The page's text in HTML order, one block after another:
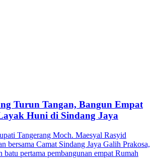
Turun Tangan, Bangun Empat
Huni di Sindang Jaya
Tangerang Moch. Maesyal Rasyid
bersama Camat Sindang Jaya Galih Prakosa,
batu pertama pembangunan empat Rumah